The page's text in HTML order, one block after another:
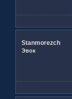
Stanmorezch
Эвок